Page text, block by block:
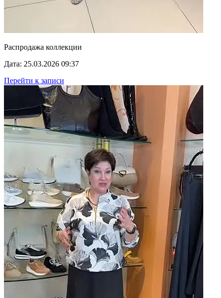
Распродажа коллекции
Дата: 25.03.2026 09:37
Перейти к записи